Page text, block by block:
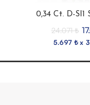
0,34 Ct. D-SI1
24.071₺
5.697 ₺ x